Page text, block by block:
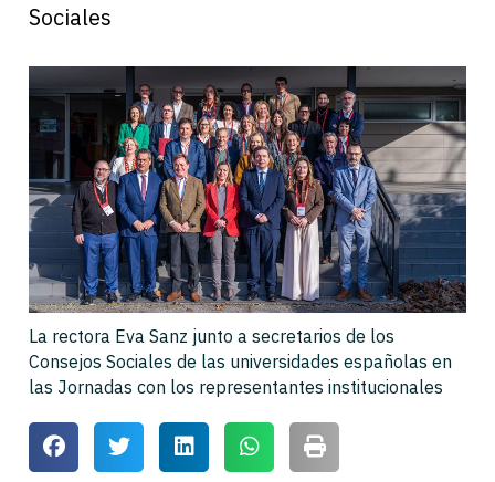
Sociales
La rectora Eva Sanz junto a secretarios de los
Consejos Sociales de las universidades españolas en
las Jornadas con los representantes institucionales